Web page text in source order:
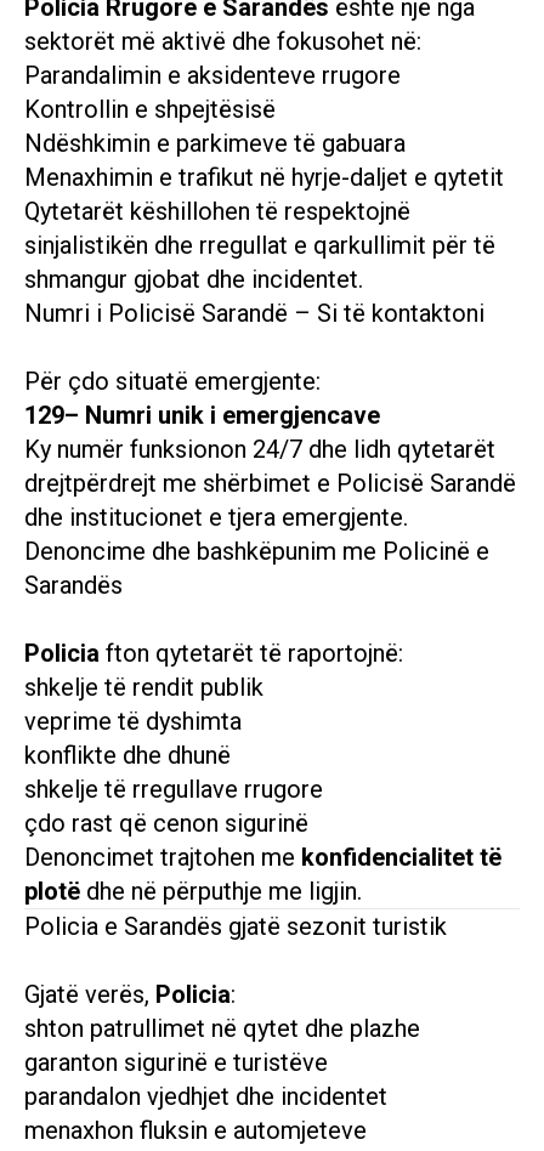
Policia Rrugore e Sarandës është një nga
sektorët më aktivë dhe fokusohet në:
Parandalimin e aksidenteve rrugore
Kontrollin e shpejtësisë
Ndëshkimin e parkimeve të gabuara
Menaxhimin e trafikut në hyrje-daljet e qytetit
Qytetarët këshillohen të respektojnë
sinjalistikën dhe rregullat e qarkullimit për të
shmangur gjobat dhe incidentet.
Numri i Policisë Sarandë – Si të kontaktoni
Për çdo situatë emergjente:
129– Numri unik i emergjencave
Ky numër funksionon 24/7 dhe lidh qytetarët
drejtpërdrejt me shërbimet e Policisë Sarandë
dhe institucionet e tjera emergjente.
Denoncime dhe bashkëpunim me Policinë e
Sarandës
Policia fton qytetarët të raportojnë:
shkelje të rendit publik
veprime të dyshimta
konflikte dhe dhunë
shkelje të rregullave rrugore
çdo rast që cenon sigurinë
Denoncimet trajtohen me konfidencialitet të
plotë dhe në përputhje me ligjin.
Policia e Sarandës gjatë sezonit turistik
Gjatë verës, Policia:
shton patrullimet në qytet dhe plazhe
garanton sigurinë e turistëve
parandalon vjedhjet dhe incidentet
menaxhon fluksin e automjeteve